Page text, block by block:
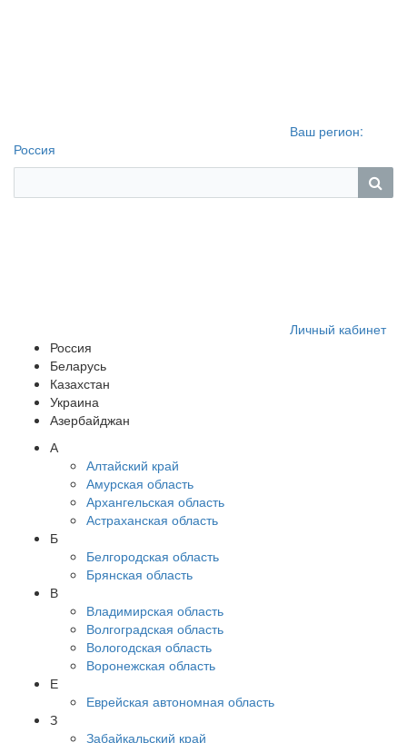
Ваш регион:
Россия
Личный кабинет
Россия
Беларусь
Казахстан
Украина
Азербайджан
А
Алтайский край
Амурская область
Архангельская область
Астраханская область
Б
Белгородская область
Брянская область
В
Владимирская область
Волгоградская область
Вологодская область
Воронежская область
Е
Еврейская автономная область
З
Забайкальский край